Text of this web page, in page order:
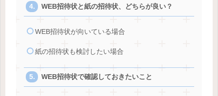
WEB招待状と紙の招待状、どちらが良い？
WEB招待状が向いている場合
紙の招待状も検討したい場合
WEB招待状で確認しておきたいこと